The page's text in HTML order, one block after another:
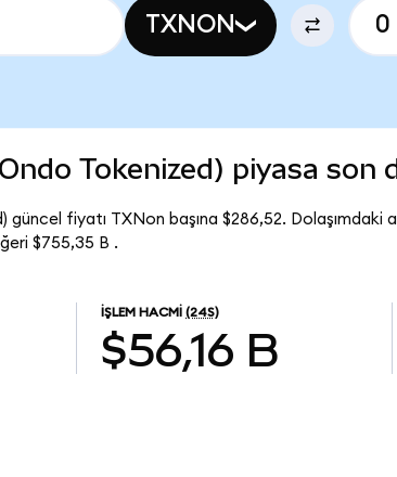
TXNON
Tokenized) piyasa son
fiyatı TXNon başına $286,52. Dolaşımdaki
$755,35 B .
İŞLEM HACMI (24S)
$56,16 B